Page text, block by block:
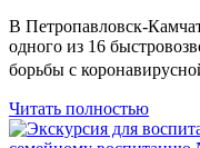
В Петропавловск-
одного из 16
борьбы с
Читать полностью